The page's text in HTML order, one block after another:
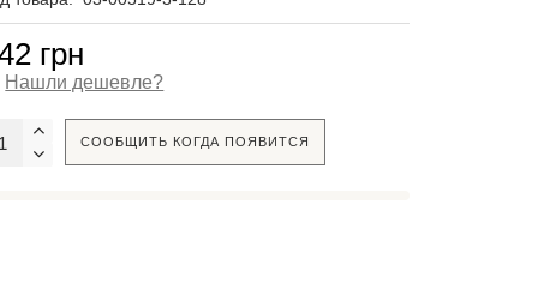
грн
Нашли дешевле?
СООБЩИТЬ КОГДА ПОЯВИТСЯ